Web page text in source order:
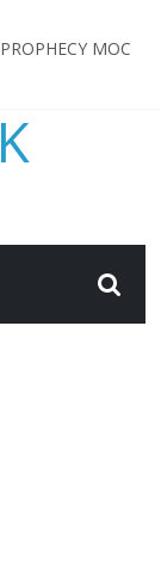
MOC
USA 夢幻配色
版Curry Tour 中
DESIGN